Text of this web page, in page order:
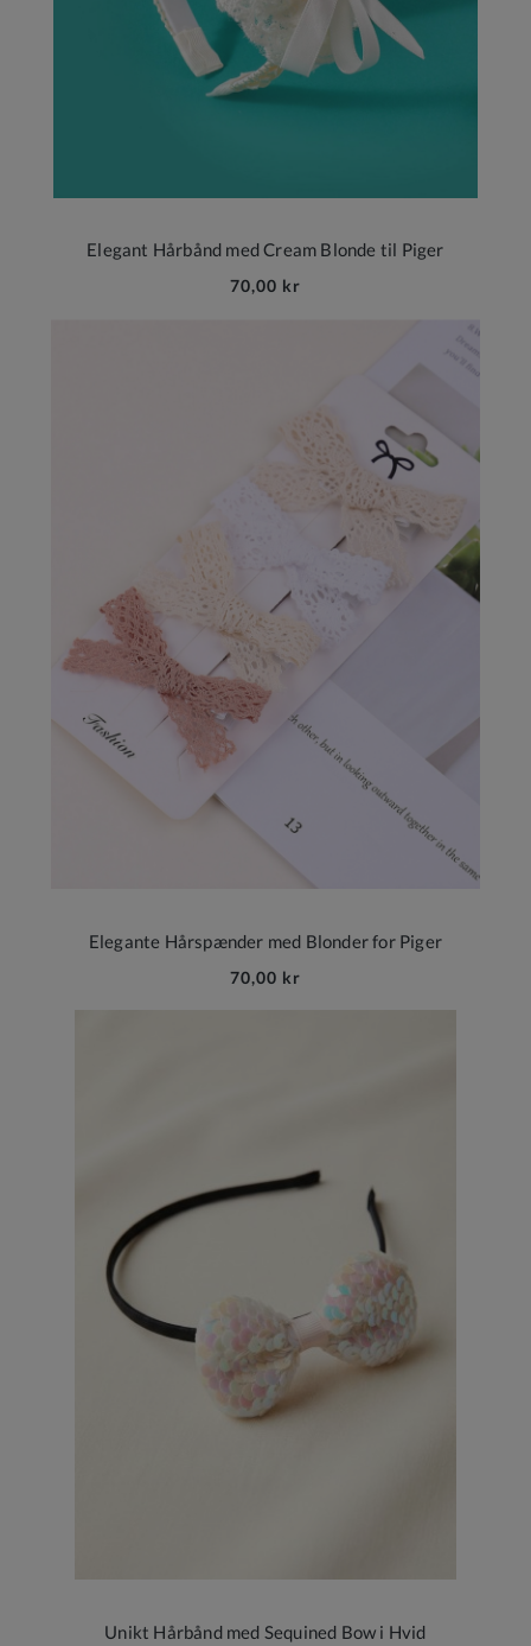
Elegant Hårbånd med Cream Blonde til Piger
70,00 kr
Elegante Hårspænder med Blonder for Piger
70,00 kr
Unikt Hårbånd med Sequined Bow i Hvid